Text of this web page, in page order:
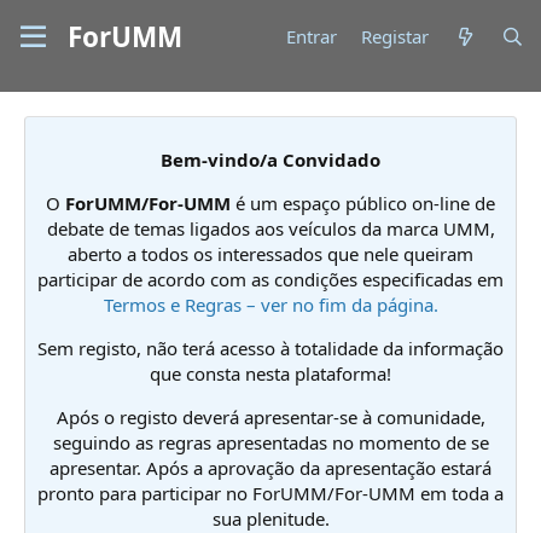
ForUMM Entrar Registar
Bem-vindo/a Convidado
O ForUMM/For-UMM é um espaço público on-line de
debate de temas ligados aos veículos da marca UMM,
aberto a todos os interessados que nele queiram
participar de acordo com as condições especificadas em
Termos e Regras – ver no fim da página.
Sem registo, não terá acesso à totalidade da informação
que consta nesta plataforma!
Após o registo deverá apresentar-se à comunidade,
seguindo as regras apresentadas no momento de se
apresentar. Após a aprovação da apresentação estará
pronto para participar no ForUMM/For-UMM em toda a
sua plenitude.